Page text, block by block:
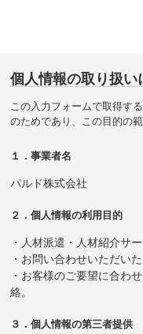
個人情報の取り扱い
この入力フォームで取得す
のためであり、この目的の
１．事業者名
パルド株式会社
２．個人情報の利用目的
・人材派遣・人材紹介サ
・お問い合わせいただい
・お客様のご要望に合わ
絡。
３．個人情報の第三者提供